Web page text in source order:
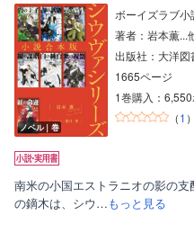
ノベル｜巻
ボーイズラブ小
著者：岩本薫...
出版社：大洋図
1665ページ
1巻購入：6,550
（1 ）
南米の小国エストラニオの影の
の鏑木は、シウ…もっと見る